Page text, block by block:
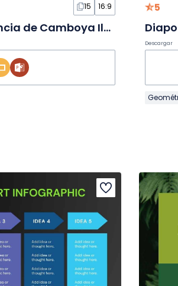
15 16:9
Día de la Independencia de Camboya Ilustrado y Divertido en Diapositivas
5
Descargar